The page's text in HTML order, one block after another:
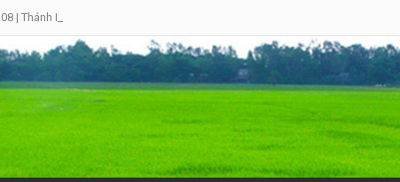
| Thánh Laurensô, Phó tế, tử đạo